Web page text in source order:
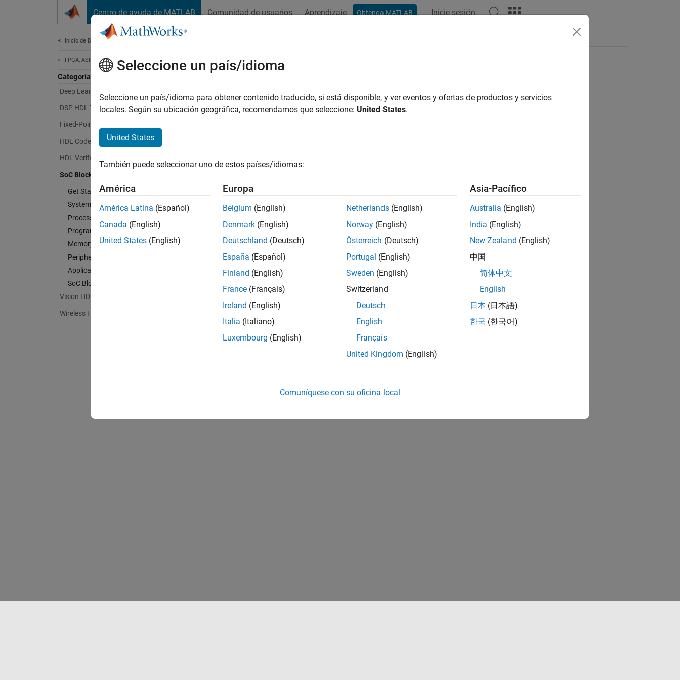
Centro de ayuda de MATLAB Comunidad de usuarios Aprendizaje Obtenga MATLAB Inicie sesión
Inicio de Documentación
FPGA, ASIC, and SoC Development
Categoría
Deep Learning HDL Toolbox
DSP HDL Toolbox
Fixed-Point Designer
HDL Coder
HDL Verifier
SoC Blockset
Get Started with SoC Blockset
System on Chip (SoC)
Processor Software
Programmable Logic
Memory
Peripherals
Applications
SoC Blockset Supported Hardware
Vision HDL Toolbox
Wireless HDL Toolbox
How useful was this information?
Seleccione un país/idioma
Seleccione un país/idioma para obtener contenido traducido, si está disponible, y ver eventos y ofertas de productos y servicios
locales. Según su ubicación geográfica, recomendamos que seleccione: United States.
United States
También puede seleccionar uno de estos países/idiomas:
América
América Latina (Español)
Canada (English)
United States (English)
Europa
Belgium (English)
Denmark (English)
Deutschland (Deutsch)
España (Español)
Finland (English)
France (Français)
Ireland (English)
Italia (Italiano)
Luxembourg (English)
Netherlands (English)
Norway (English)
Österreich (Deutsch)
Portugal (English)
Sweden (English)
Switzerland
Deutsch
English
Français
United Kingdom (English)
Asia-Pacífico
Australia (English)
India (English)
New Zealand (English)
中国
简体中文
English
日本 (日本語)
한국 (한국어)
Comuníquese con su oficina local